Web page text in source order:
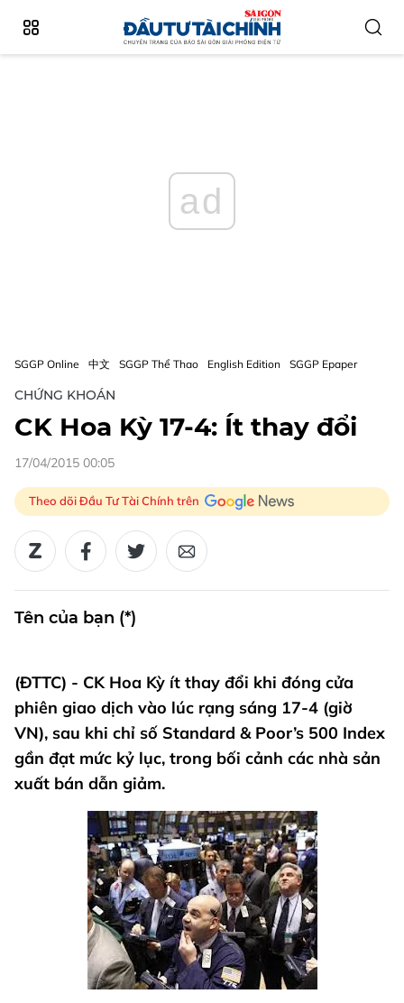
ad
SGGP Online 中文 SGGP Thể Thao English Edition SGGP Epaper
CHỨNG KHOÁN
CK Hoa Kỳ 17-4: Ít thay đổi
17/04/2015 00:05
Theo dõi Đầu Tư Tài Chính trên
Tên của bạn (*)
(ĐTTC) - CK Hoa Kỳ ít thay đổi khi đóng cửa
phiên giao dịch vào lúc rạng sáng 17-4 (giờ
VN), sau khi chỉ số Standard & Poor’s 500 Index
gần đạt mức kỷ lục, trong bối cảnh các nhà sản
xuất bán dẫn giảm.